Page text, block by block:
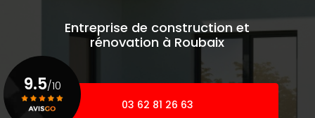
Pose de fer
Entreprise de construction et
rénovation à Roubaix
03 62 81 26 63
9.5/10